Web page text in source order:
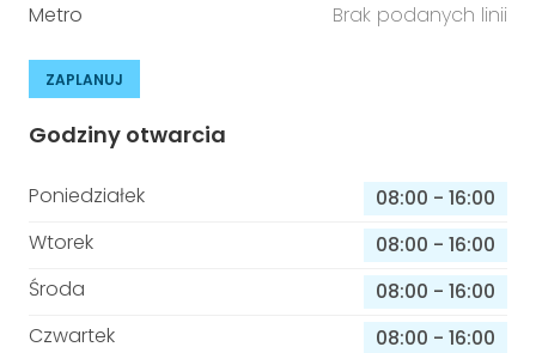
Metro
Brak podanych linii
ZAPLANUJ
Godziny otwarcia
Poniedziałek 08:00 - 16:00
Wtorek
08:00 - 16:00
Środa
08:00 - 16:00
Czwartek
08:00 - 16:00